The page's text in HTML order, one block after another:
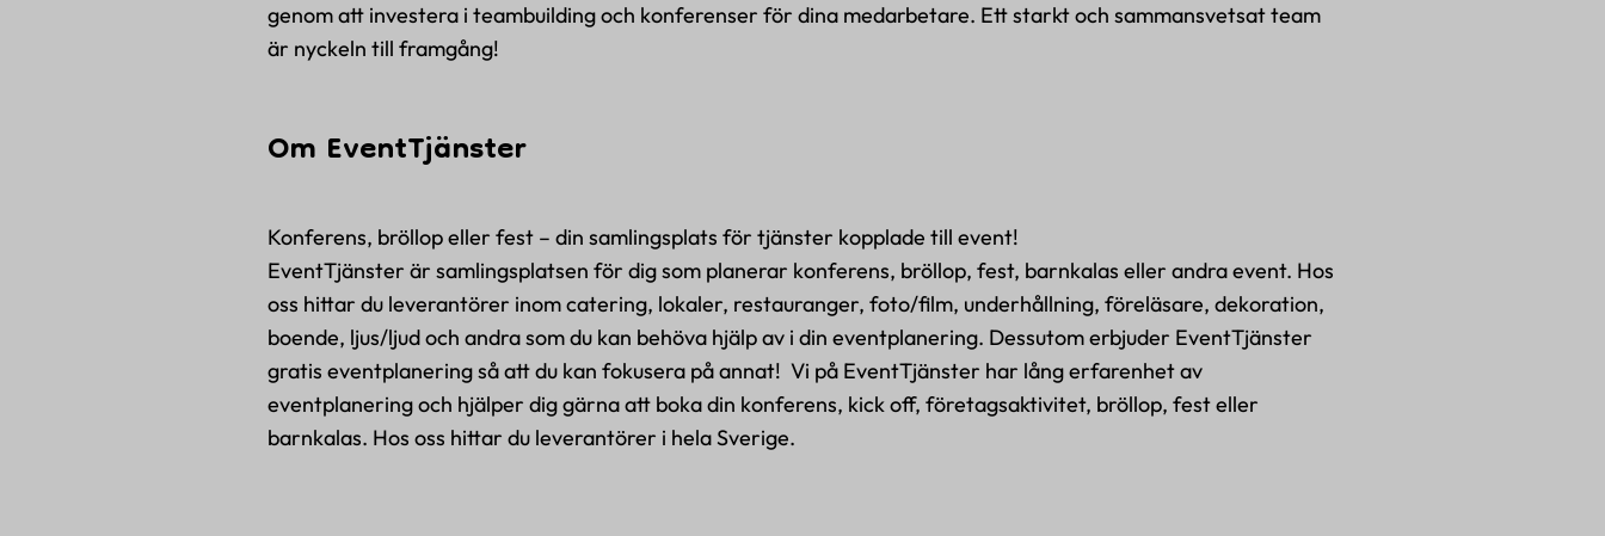
genom att investera i teambuilding och konferenser för dina medarbetare. Ett starkt och sammansvetsat team
är nyckeln till framgång!
Om EventTjänster
Konferens, bröllop eller fest – din samlingsplats för tjänster kopplade till event!
EventTjänster är samlingsplatsen för dig som planerar konferens, bröllop, fest, barnkalas eller andra event. Hos
oss hittar du leverantörer inom catering, lokaler, restauranger, foto/film, underhållning, föreläsare, dekoration,
boende, ljus/ljud och andra som du kan behöva hjälp av i din eventplanering. Dessutom erbjuder EventTjänster
gratis eventplanering så att du kan fokusera på annat! Vi på EventTjänster har lång erfarenhet av
eventplanering och hjälper dig gärna att boka din konferens, kick off, företagsaktivitet, bröllop, fest eller
barnkalas. Hos oss hittar du leverantörer i hela Sverige.